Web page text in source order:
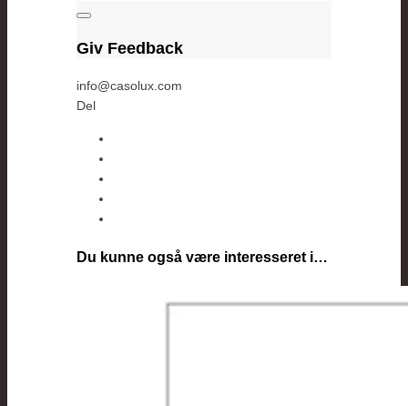
Giv Feedback
info@casolux.com
Del
Du kunne også være interesseret i…